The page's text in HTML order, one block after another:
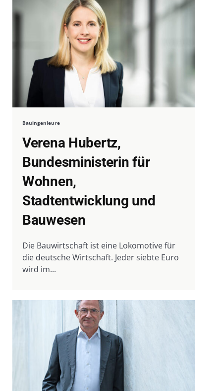
Bauingenieure
Verena Hubertz,
Bundesministerin für
Wohnen,
Stadtentwicklung und
Bauwesen
Die Bauwirtschaft ist eine Lokomotive für
die deutsche Wirtschaft. Jeder siebte Euro
wird im...